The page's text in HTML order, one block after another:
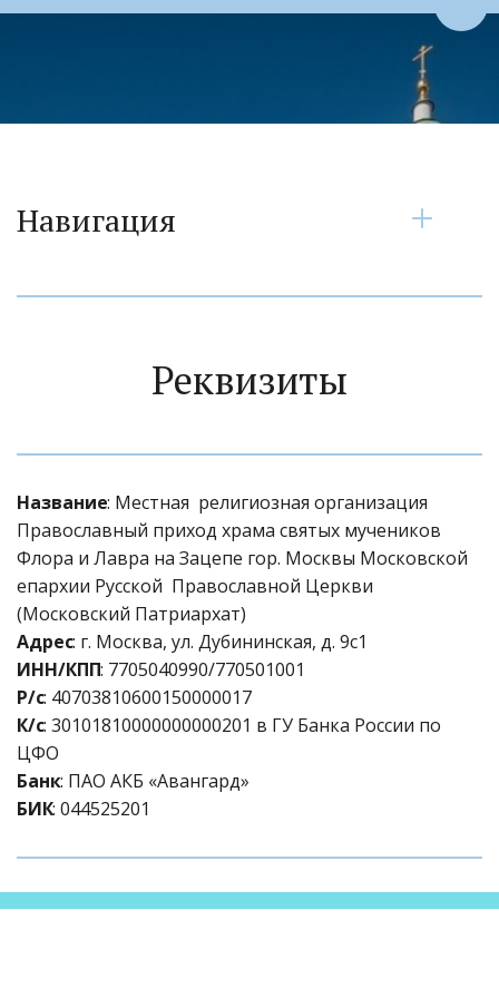
Навигация
Реквизиты
Название: Местная  религиозная организация
Православный приход храма святых мучеников
Флора и Лавра на Зацепе гор. Москвы Московской
епархии Русской  Православной Церкви
(Московский Патриархат)
Адрес: г. Москва, ул. Дубининская, д. 9с1
ИНН/КПП: 7705040990/770501001
Р/с: 40703810600150000017
К/с: 30101810000000000201 в ГУ Банка России по
ЦФО
Банк: ПАО АКБ «Авангард»
БИК: 044525201